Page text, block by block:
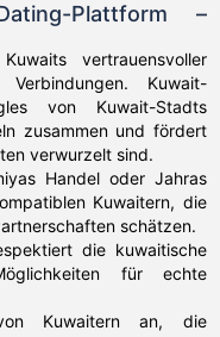
Plattform –
vertrauensvoller
Kuwait-
von Kuwait-Stadts
zusammen und fördert
verwurzelt sind.
Handel oder Jahras
Kuwaitern, die
schätzen.
die kuwaitische
für echte
Kuwaitern an, die